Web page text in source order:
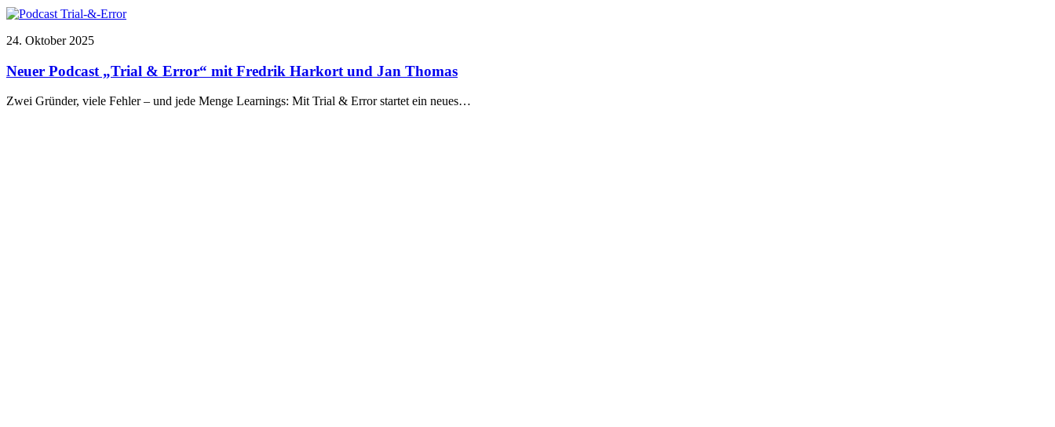
24. Oktober 2025
Neuer Podcast „Trial & Error“ mit Fredrik Harkort und Jan Thomas
Zwei Gründer, viele Fehler – und jede Menge Learnings: Mit Trial & Error startet ein neues…